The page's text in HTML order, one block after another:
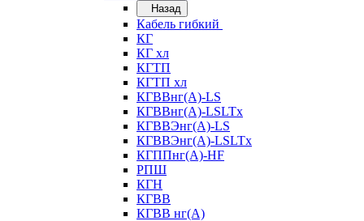
Назад
Кабель гибкий
КГ
КГ хл
КГТП
КГТП хл
КГВВнг(А)-LS
КГВВнг(А)-LSLTx
КГВВЭнг(А)-LS
КГВВЭнг(А)-LSLTx
КГППнг(А)-HF
РПШ
КГН
КГВВ
КГВВ нг(А)